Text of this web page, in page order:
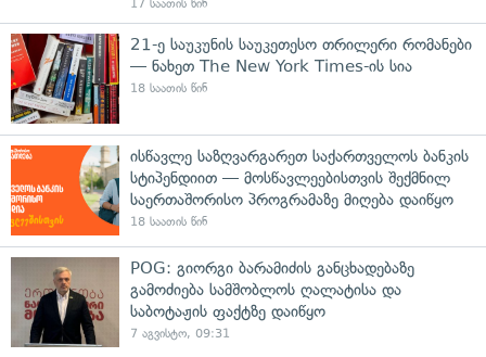
17 საათის წინ
21-ე საუკუნის საუკეთესო თრილერი რომანები
— ნახეთ The New York Times-ის სია
18 საათის წინ
ისწავლე საზღვარგარეთ საქართველოს ბანკის
სტიპენდიით — მოსწავლეებისთვის შექმნილ
საერთაშორისო პროგრამაზე მიღება დაიწყო
18 საათის წინ
POG: გიორგი ბარამიძის განცხადებაზე
გამოძიება სამშობლოს ღალატისა და
საბოტაჟის ფაქტზე დაიწყო
7 აგვისტო, 09:31